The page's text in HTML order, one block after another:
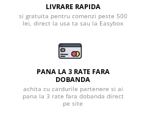
Sorturi impermeabile
Pantaloni de lucru in talie
Pentru sudura
Jachete pentru sudura
Pantaloni de protectie
Sorturi
LIVRARE RAPIDA
si gratuita pentru comenzi peste 500
lei, direct la usa ta sau la Easybox
PANA LA 3 RATE FARA
DOBANDA
achita cu cardurile partenere si ai
pana la 3 rate fara dobanda direct
pe site